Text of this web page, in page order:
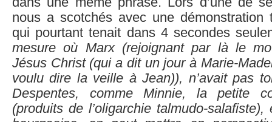
nous a scotchés avec une démonstration
qui pourtant tenait dans 4 secondes
mesure où Marx (rejoignant par là le
Jésus Christ (qui a dit un jour à Marie-
voulu dire la veille à Jean)), n’avait pas
Despentes, comme Minnie, la petite
(produits de l’oligarchie talmudo-